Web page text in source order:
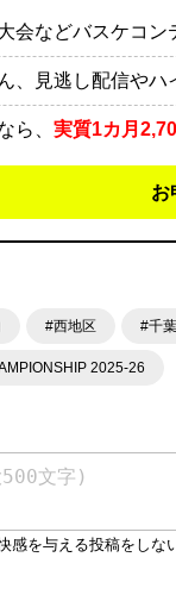
会などバスケコン
、見逃し配信やハ
ら、 実質1カ月
お
#西地区 #千
2025-26